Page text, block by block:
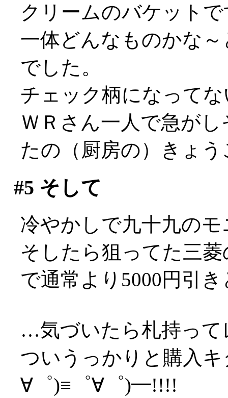
クリームのバケット
一体どんなものかな
でした。
チェック柄になって
ＷＲさん一人で急が
たの（厨房の）きょ
#5 そして
冷やかしで九十九の
そしたら狙ってた三
で通常より5000円引
…気づいたら札持って
ついうっかりと購入
∀゜)≡゜∀゜)━!!!!